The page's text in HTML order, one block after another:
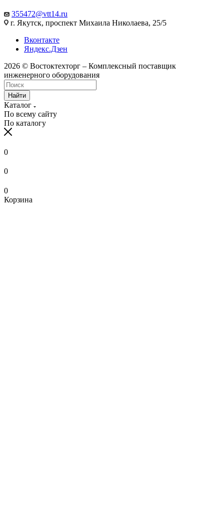
355472@vtt14.ru
г. Якутск, проспект Михаила Николаева, 25/5
Вконтакте
Яндекс.Дзен
2026 © Востоктехторг – Комплексный поставщик
инженерного оборудования
Найти
Каталог
По всему сайту
По каталогу
0
0
0
Корзина